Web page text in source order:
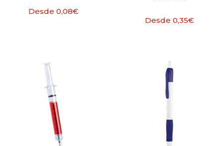
Desde0,08€
Desde 0,35€